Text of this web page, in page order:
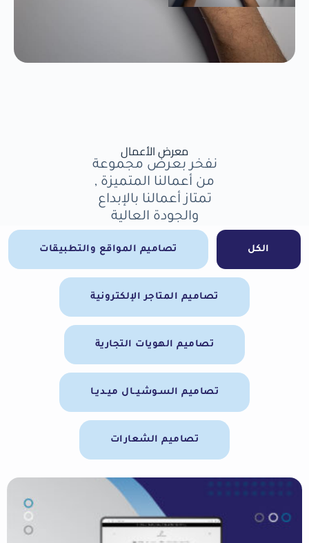
معرض الأعمال
نفخر بعرض مجموعة
من أعمالنا المتميزة ,
تمتاز أعمالنا بالإبداع
والجودة العالية
الكل تصاميم المواقع والتطبيقات
تصاميم المتاجر الإلكترونية
تصاميم الهويات التجارية
تصاميم السـوشيــال ميـديـا
تصاميم الشعارات